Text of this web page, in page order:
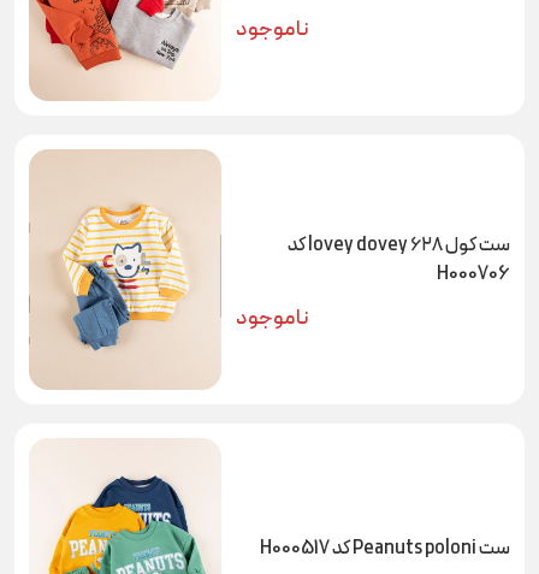
ناموجود
ست کول ۶۲۸ lovey dovey کد
H000706
ناموجود
ست Peanuts poloni کد H000517